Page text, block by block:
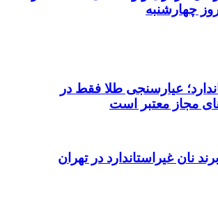
چهارشنبه
عیارسنجی طلا فقط در
مجاز معتبر است
نان غیراستاندارد در تهران